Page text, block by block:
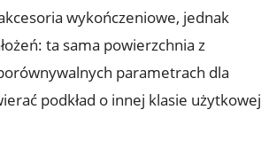
wykończeniowe, jednak
ta sama powierzchnia z
parametrach dla
podkład o innej klasie użytkowej